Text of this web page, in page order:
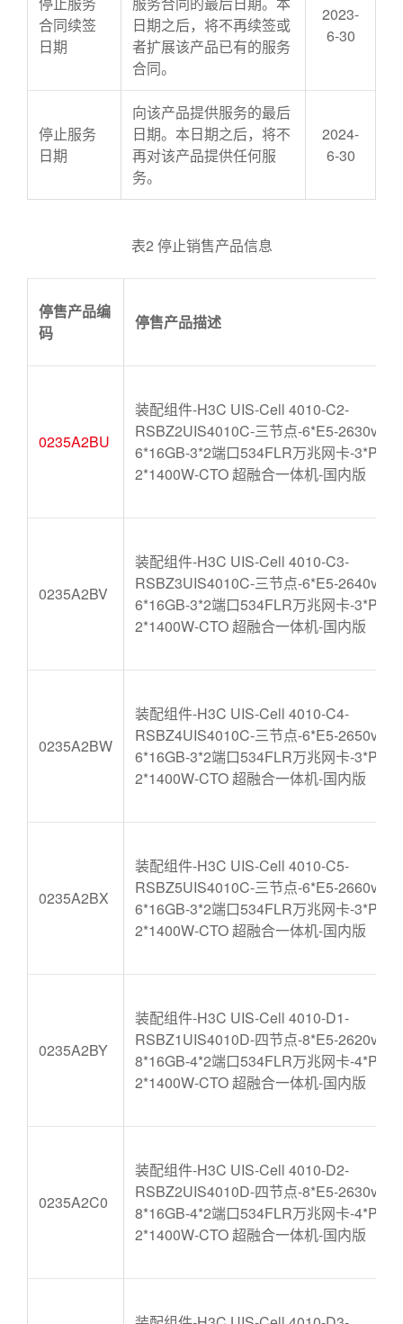
合同续签
日期
日期之后，将不再续签或
者扩展该产品已有的服务
合同。
2023-
6-30
停止服务
日期
向该产品提供服务的最后
日期。本日期之后，将不
再对该产品提供任何服
务。
2024-
6-30
表2 停止销售产品信息
停售产品编
码
停售产品描述
0235A2BU
装配组件-H3C UIS-Cell 4010-C2-
RSBZ2UIS4010C-三节点-6*E5-2630v4-
6*16GB-3*2端口534FLR万兆网卡-
2*1400W-CTO 超融合一体机-国内版
0235A2BV
装配组件-H3C UIS-Cell 4010-C3-
RSBZ3UIS4010C-三节点-6*E5-2640v4-
6*16GB-3*2端口534FLR万兆网卡-
2*1400W-CTO 超融合一体机-国内版
0235A2BW
装配组件-H3C UIS-Cell 4010-C4-
RSBZ4UIS4010C-三节点-6*E5-2650v4-
6*16GB-3*2端口534FLR万兆网卡-
2*1400W-CTO 超融合一体机-国内版
0235A2BX
装配组件-H3C UIS-Cell 4010-C5-
RSBZ5UIS4010C-三节点-6*E5-2660v4-
6*16GB-3*2端口534FLR万兆网卡-
2*1400W-CTO 超融合一体机-国内版
0235A2BY
装配组件-H3C UIS-Cell 4010-D1-
RSBZ1UIS4010D-四节点-8*E5-2620v4-
8*16GB-4*2端口534FLR万兆网卡-
2*1400W-CTO 超融合一体机-国内版
0235A2C0
装配组件-H3C UIS-Cell 4010-D2-
RSBZ2UIS4010D-四节点-8*E5-2630v4-
8*16GB-4*2端口534FLR万兆网卡-
2*1400W-CTO 超融合一体机-国内版